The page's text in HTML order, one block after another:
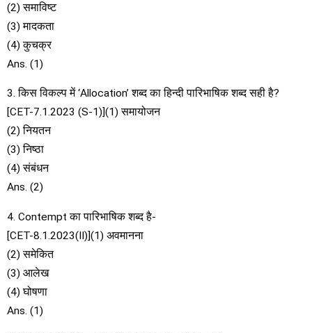
(2) समाविष्ट
(3) मादकता
(4) कुचक्र
Ans. (1)
3. किस विकल्प में ‘Allocation’ शब्द का हिन्दी पारिभाषिक शब्द सही है?
[CET-7.1.2023 (S-1)](1) समायोजन
(2) नियतन
(3) निष्ठा
(4) संबंधन
Ans. (2)
4. Contempt का पारिभाषिक शब्द है-
[CET-8.1.2023(II)](1) अवमानना
(2) समेकित
(3) आलेख
(4) घोषणा
Ans. (1)